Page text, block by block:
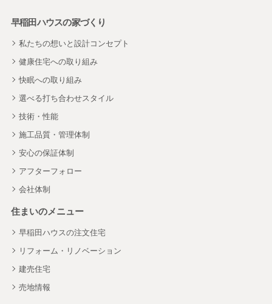
早稲田ハウスの家づくり
私たちの想いと設計コンセプト
健康住宅への取り組み
快眠への取り組み
選べる打ち合わせスタイル
技術・性能
施工品質・管理体制
安心の保証体制
アフターフォロー
会社体制
住まいのメニュー
早稲田ハウスの注文住宅
リフォーム・リノベーション
建売住宅
売地情報